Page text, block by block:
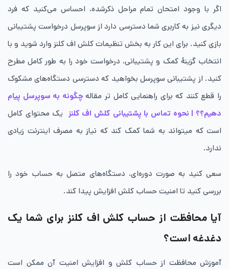
اگر با وجود امتحان تمام مراحل ذکرشده، احساس می‌کنید که فرد
دیگری نیز به کاربری شما دسترسی دارد از سوپرسل درخواست پشتیبانی
بازی کنید. برای این کار به بخش تنظیمات کلش اف کلنز وارد شوید و با
انتخاب گزینۀ کمک و پشتیبانی، درخواست خود را به طور کامل مطرح
کنید. از پشتیبانی سوپرسل بخواهید که دسترسی دستگاه‌های مشکوک
را قطع کنند که برای راهنمایی کامل تر مقالهچگونه به سوپرسل پیام
دهیم؟؟ | نحوه تماس با پشتیبانی کلش اف کلنز
یک محتوای کامل
است که میتواند به شما کمک کند که نیاز به مصرف اینترنت زیادی
ندارد.
سعی کنید به صورت دوره‌ای، دستگاه‌های متصل به حساب خود را
بررسی کنید تا امنیت حساب کلش افزایش پیدا کند.
آیا محافظت از حساب کلش اف کلنز برای شما یک
دغدغه است؟
آموزش محافظت از حساب کلش و افزایش امنیت آن ممکن است